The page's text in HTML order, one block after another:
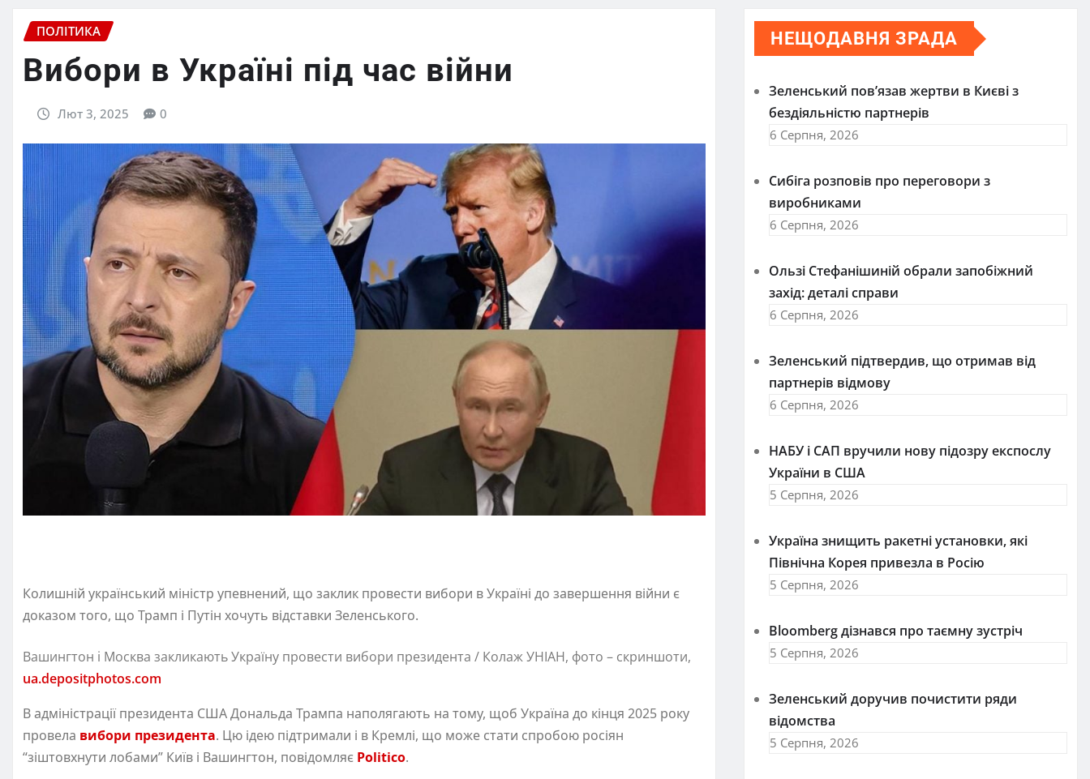
ПОЛІТИКА
Вибори в Україні під час війни
Лют 3, 2025 0
Колишній український міністр упевнений, що заклик провести вибори в Україні до завершення війни є
доказом того, що Трамп і Путін хочуть відставки Зеленського.
Вашингтон і Москва закликають Україну провести вибори президента / Колаж УНІАН, фото – скриншоти,
ua.depositphotos.com
В адміністрації президента США Дональда Трампа наполягають на тому, щоб Україна до кінця 2025 року
провела вибори президента. Цю ідею підтримали і в Кремлі, що може стати спробою росіян
“зіштовхнути лобами” Київ і Вашингтон, повідомляє Politico.
НЕЩОДАВНЯ ЗРАДА
Зеленський пов’язав жертви в Києві з
бездіяльністю партнерів
6 Серпня, 2026
Сибіга розповів про переговори з
виробниками
6 Серпня, 2026
Ользі Стефанішиній обрали запобіжний
захід: деталі справи
6 Серпня, 2026
Зеленський підтвердив, що отримав від
партнерів відмову
6 Серпня, 2026
НАБУ і САП вручили нову підозру експослу
України в США
5 Серпня, 2026
Україна знищить ракетні установки, які
Північна Корея привезла в Росію
5 Серпня, 2026
Bloomberg дізнався про таємну зустріч
5 Серпня, 2026
Зеленський доручив почистити ряди
відомства
5 Серпня, 2026